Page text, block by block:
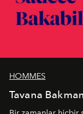
HOMMES
Tavana